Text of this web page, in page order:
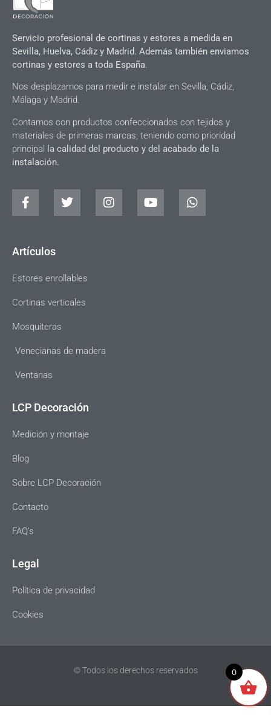
Servicio profesional de cortinas y estores a medida en
Sevilla, Huelva, Cádiz y Madrid. Además también enviamos
cortinas y estores a toda España.
Nos desplazamos para medir e instalar en Sevilla, Cádiz,
Málaga y Madrid.
Contamos con productos confeccionados con tejidos y
materiales de primeras marcas, teniendo como prioridad
principal
la calidad del producto y del acabado de la
instalación.
Artículos
Estores enrollables
Cortinas verticales
Mosquiteras
Venecianas de madera
Ventanas
LCP Decoración
Medición y montaje
Blog
Sobre LCP Decoración
Contacto
FAQ's
Legal
Política de privacidad
Cookies
© Todos los derechos reservados 0